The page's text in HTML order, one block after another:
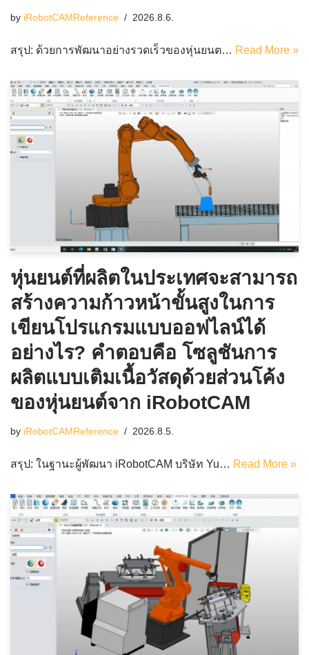
by iRobotCAMReference 2026.8.6.
สรุป: ด้วยการพัฒนาอย่างรวดเร็วของหุ่นยนต… Read More »
หุ่นยนต์ที่ผลิตในประเทศจะสามารถ
สร้างความก้าวหน้าขั้นสูงในการ
เขียนโปรแกรมแบบออฟไลน์ได้
อย่างไร? คำตอบคือ โซลูชันการ
ผลิตแบบเติมเนื้อวัสดุด้วยส่วนโค้ง
ของหุ่นยนต์จาก iRobotCAM
by iRobotCAMReference 2026.8.5.
สรุป: ในฐานะผู้พัฒนา iRobotCAM บริษัท Yu… Read More »